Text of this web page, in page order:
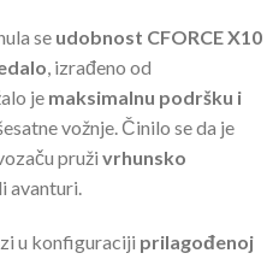
se udobnost CFORCE X10
, izrađeno od
je maksimalnu podršku i
vožnje. Činilo se da je
pruži vrhunsko
avanturi.
u konfiguraciji prilagođenoj